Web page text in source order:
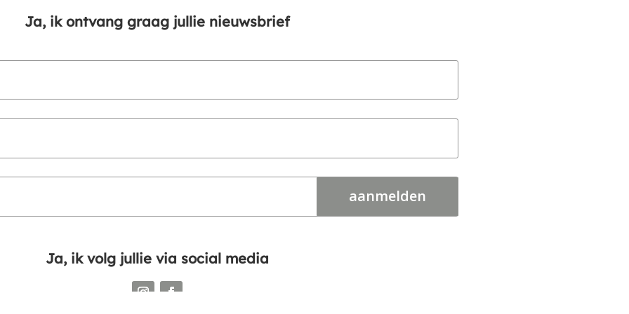
Ja, ik ontvang graag jullie nieuwsbrief
aanmelden
Ja, ik volg jullie via social media